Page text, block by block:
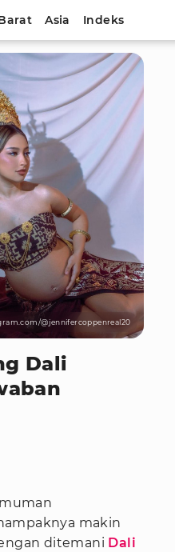
Asia Indeks
@jennifercoppenreal20
Dali
makin
ditemani Dali